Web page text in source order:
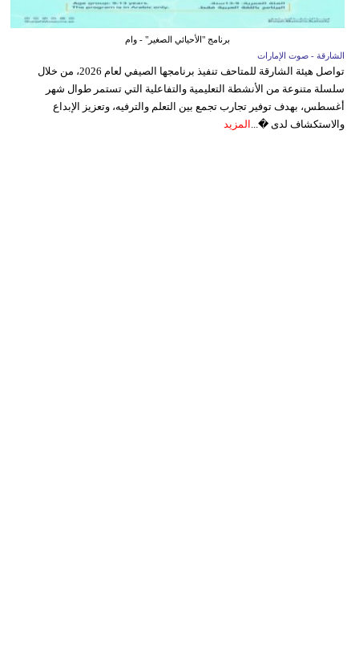
برنامج "الأحيائي الصغير" - وام
الشارقة - صوت الإمارات
تواصل هيئة الشارقة للمتاحف تنفيذ برنامجها الصيفي لعام 2026، من خلال
سلسلة متنوعة من الأنشطة التعليمية والتفاعلية التي تستمر طوال شهر
أغسطس، بهدف توفير تجارب تجمع بين التعلم والترفيه، وتعزيز الإبداع
والاستكشاف لدى �... المزيد